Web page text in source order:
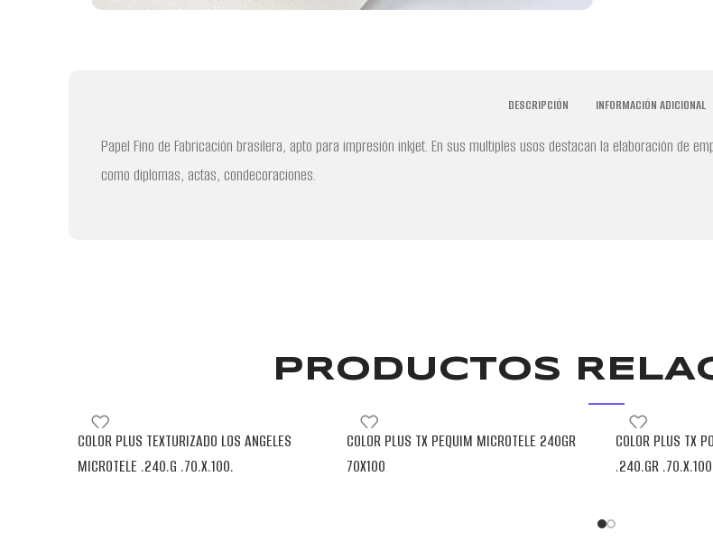
DESCRIPCIÓN INFORMACIÓN ADICIONAL
Papel Fino de Fabricación brasilera, apto para impresión inkjet. En sus multiples usos destacan la elaboración de
como diplomas, actas, condecoraciones.
PRODUCTOS
COLOR PLUS TEXTURIZADO LOS ANGELES
MICROTELE .240.G .70.X.100.
COLOR PLUS TX PEQUIM MICROTELE 240GR
70X100
COLOR PLUS TX
.240.GR